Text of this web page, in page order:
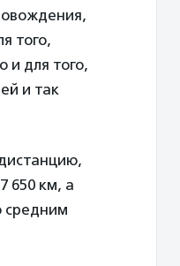
того,
и для того,
и так
650 км, а
средним